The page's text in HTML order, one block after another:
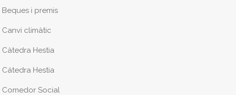
Beques i premis
Canvi climàtic
Càtedra Hestia
Cátedra Hestia
Comedor Social